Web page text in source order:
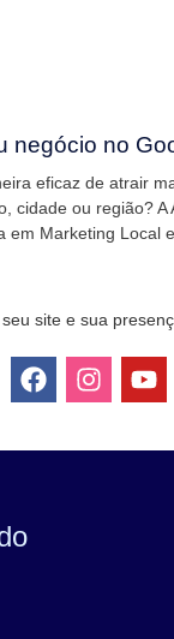
negócio no
eficaz de atrair
cidade ou região? A
em Marketing Local